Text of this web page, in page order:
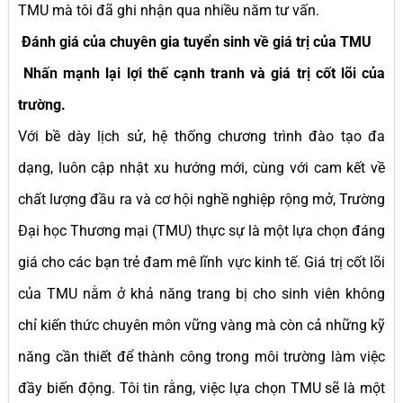
TMU mà tôi đã ghi nhận qua nhiều năm tư vấn.
Đánh giá của chuyên gia tuyển sinh về giá trị của TMU
Nhấn mạnh lại lợi thế cạnh tranh và giá trị cốt lõi của
trường.
Với bề dày lịch sử, hệ thống chương trình đào tạo đa
dạng, luôn cập nhật xu hướng mới, cùng với cam kết về
chất lượng đầu ra và cơ hội nghề nghiệp rộng mở, Trường
Đại học Thương mại (TMU) thực sự là một lựa chọn đáng
giá cho các bạn trẻ đam mê lĩnh vực kinh tế. Giá trị cốt lõi
của TMU nằm ở khả năng trang bị cho sinh viên không
chỉ kiến thức chuyên môn vững vàng mà còn cả những kỹ
năng cần thiết để thành công trong môi trường làm việc
đầy biến động. Tôi tin rằng, việc lựa chọn TMU sẽ là một